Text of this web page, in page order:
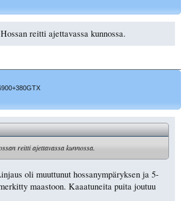
reitti ajettavassa kunnossa.
reitti ajettavassa kunnossa.
oli muuttunut hossanympäryksen ja 5-
maastoon. Kaaatuneita puita joutuu